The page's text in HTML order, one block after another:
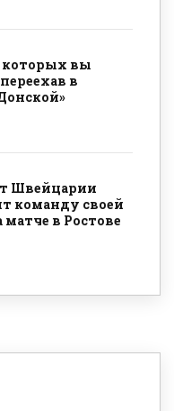
которых вы
в
Швейцарии
команду своей
в Ростове